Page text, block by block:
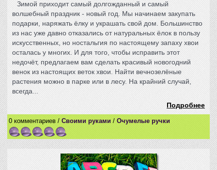
Зимой приходит самый долгожданный и самый
волшебный праздник - новый год. Мы начинаем закупать
подарки, наряжать ёлку и украшать свой дом. Большинство
из нас уже давно отказались от натуральных ёлок в пользу
искусственных, но ностальгия по настоящему запаху хвои
осталась у многих. И для того, чтобы исправить этот
недочёт, предлагаем вам сделать красивый новогодний
венок из настоящих веток хвои. Найти вечнозелёные
растения можно в парке или в лесу. На крайний случай,
всегда...
Подробнее
0 комментариев / Своими руками / Очумелые ручки